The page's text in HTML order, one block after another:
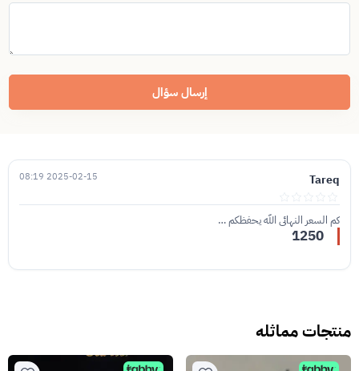
إرسال سؤال
Tareq
2025-02-15 08:19
كم السعر النهائي الله يحفظكم …
1250
منتجات مماثله